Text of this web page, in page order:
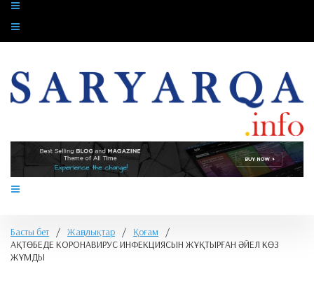
Басты бет / Жаңалықтар / Қоғам
/
​АҚТӨБЕДЕ КОРОНАВИРУС ИНФЕКЦИЯСЫН ЖҰҚТЫРҒАН ӘЙЕЛ КӨЗ
ЖҰМДЫ